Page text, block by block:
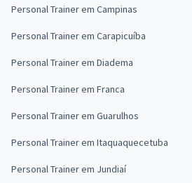
Personal Trainer em Campinas
Personal Trainer em Carapicuíba
Personal Trainer em Diadema
Personal Trainer em Franca
Personal Trainer em Guarulhos
Personal Trainer em Itaquaquecetuba
Personal Trainer em Jundiaí